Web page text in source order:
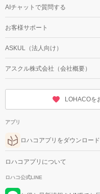
AIチャットで質問する
お客様サポート
ASKUL（法人向け）
アスクル株式会社（会社概要）
LOHACOを
アプリ
ロハコアプリをダウンロード
ロハコアプリについて
ロハコ公式LINE